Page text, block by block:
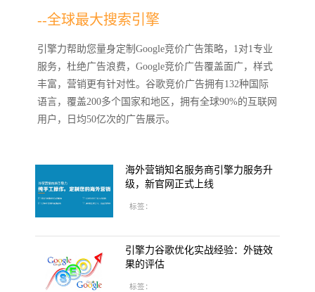
--全球最大搜索引擎
引擎力帮助您量身定制Google竞价广告策略，1对1专业
服务，杜绝广告浪费，Google竞价广告覆盖面广，样式
丰富，营销更有针对性。谷歌竞价广告拥有132种国际
语言，覆盖200多个国家和地区，拥有全球90%的互联网
用户，日均50亿次的广告展示。
海外营销知名服务商引擎力服务升
级，新官网正式上线
标签：
引擎力谷歌优化实战经验：外链效
果的评估
标签：